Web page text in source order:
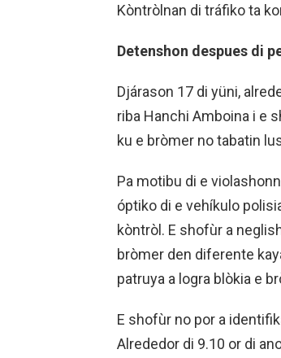
Kòntròlnan di tráfiko ta
Detenshon despues di
Djárason 17 di yüni,
riba Hanchi Amboina i e
ku e bròmer no tabatin
Pa motibu di e
óptiko di e vehíkulo
kòntròl. E shofùr a
bròmer den diferente
patruya a logra blòkia e
E shofùr no por a
Alrededor di 9.10 or di